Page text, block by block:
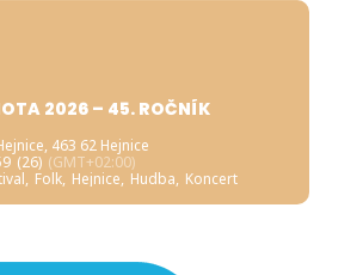
2026 – 45. ROČNÍK
, 463 62 Hejnice
(26) (GMT+02:00)
Folk, Hejnice, Hudba, Koncert